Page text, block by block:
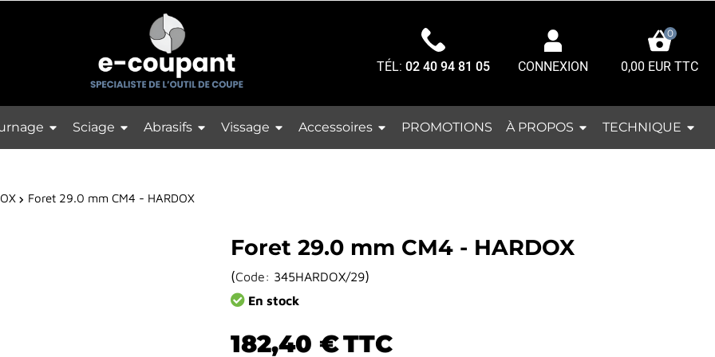
TÉL:02 40 94 81 05 CONNEXION
0
0,00 EUR TTC
Sciage Abrasifs Vissage Accessoires PROMOTIONS À PROPOS TECHNIQUE
Foret 29.0 mm CM4 - HARDOX
Foret 29.0 mm CM4 - HARDOX
(Code: 345HARDOX/29)
En stock
182,40 €TTC